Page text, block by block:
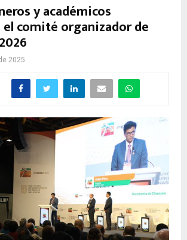
y académicos
comité organizador de
2025